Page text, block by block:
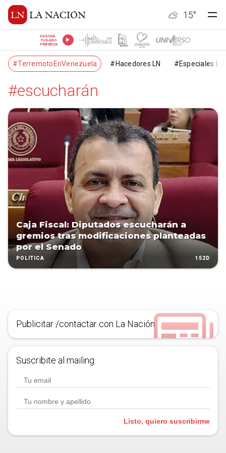
15°
ESCUCHÁ
TU RADIO
PREFERIDA
#TerremotoEnVenezuela #Hacedores LN #Especiales LN
#escucharán
Caja Fiscal: Diputados escucharán a
gremios tras modificaciones planteadas
por el Senado
POLÍTICA 152D
Publicitar /contactar con La Nación
Suscribite al mailing.
Listo, quiero suscribirme